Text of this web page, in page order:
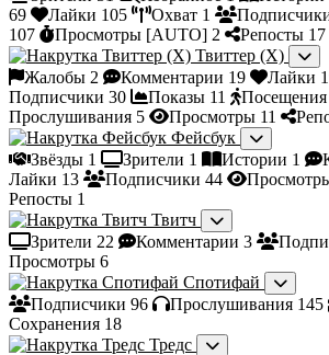
69
Лайки 105 Охват 1
107
Просмотры [AUTO] 2 Репосты 17
Твиттер (X)
Жалобы 2 Комментарии 19 Лайки
Подписчики 30 Показы 11 Посещения
Прослушивания 5 Просмотры 11
Фейсбук
Звёзды 1 Зрители 1 Истории 1
Лайки 13 Подписчики 44
Репосты 1
Твитч
Зрители 22 Комментарии 3
Просмотры 6
Спотифай
Подписчики 96 Прослушивания 145
Сохранения 18
Тредс